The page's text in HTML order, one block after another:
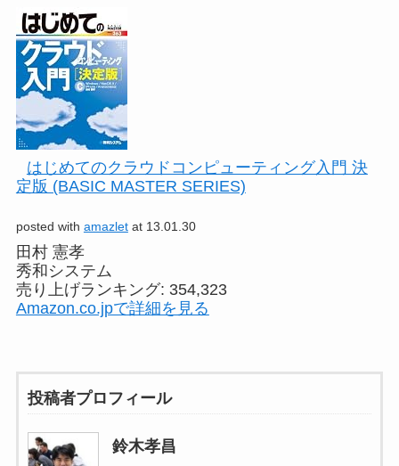
はじめてのクラウドコンピューティング入門 決
定版 (BASIC MASTER SERIES)
posted with amazletat 13.01.30
田村 憲孝
秀和システム
売り上げランキング: 354,323
Amazon.co.jpで詳細を見る
投稿者プロフィール
鈴木孝昌